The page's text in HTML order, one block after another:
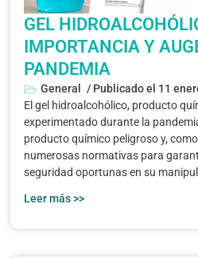
GEL
IMPORTANCIA Y
PANDEMIA
General / Publicado el 11
El gel hidroalcohólico, producto
experimentado durante la
producto químico peligroso y,
numerosas normativas para
seguridad oportunas en su
Leer más >>